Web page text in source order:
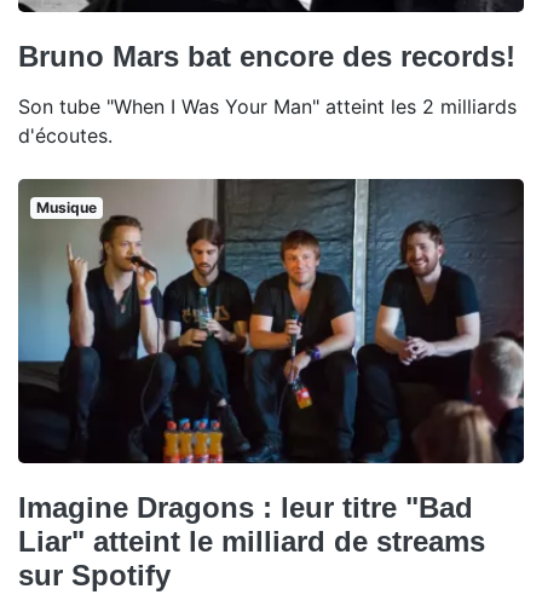
Bruno Mars bat encore des records!
Son tube "When I Was Your Man" atteint les 2 milliards
d'écoutes.
Musique
Imagine Dragons : leur titre "Bad
Liar" atteint le milliard de streams
sur Spotify